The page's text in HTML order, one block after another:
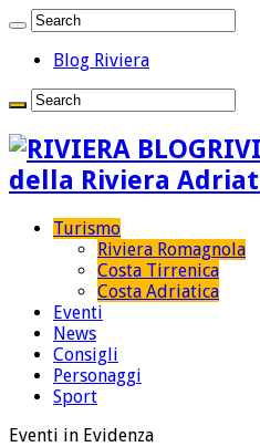
Blog Riviera
della Riviera
Turismo
Riviera Romagnola
Costa Tirrenica
Costa Adriatica
Eventi
News
Consigli
Personaggi
Sport
Eventi in Evidenza